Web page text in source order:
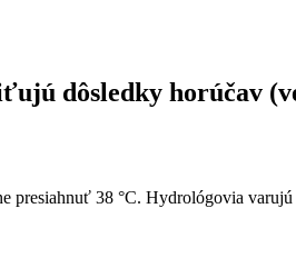
dôsledky horúčav
38 °C. Hydrológovia